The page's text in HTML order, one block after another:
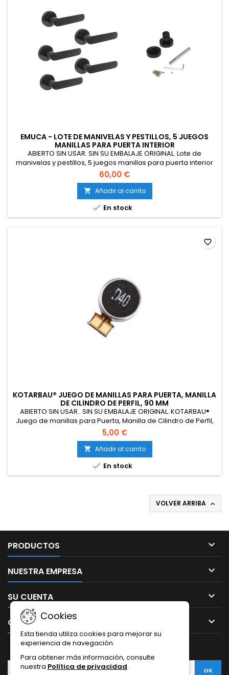
EMUCA - LOTE DE MANIVELAS Y PESTILLOS, 5 JUEGOS
MANILLAS PARA PUERTA INTERIOR
ABIERTO SIN USAR. SIN SU EMBALAJE ORIGINAL. Lote de
manivelas y pestillos, 5 juegos manillas para puerta interior
con roseta Ø50mm + 5 condenas Ø35mm, Negro.
60,00 €
 Añadir al carrito
 En stock
KOTARBAU® JUEGO DE MANILLAS PARA PUERTA, MANILLA
DE CILINDRO DE PERFIL, 90 MM
ABIERTO SIN USAR.. SIN SU EMBALAJE ORIGINAL. KOTARBAU®
Juego de manillas para Puerta, Manilla de Cilindro de Perfil,
90 mm, Manillas de Aluminio - Dorado, 2 Manetas, Manijas de
Placa Larga, Diseño clásico, Kit de Montaje Incluido,
Picaportes.
5,00 €
 Añadir al carrito
 En stock
favorite_border
VOLVER ARRIBA 
PRODUCTOS 
NUESTRA EMPRESA 
SU CUENTA 
CONTACTO 
Cookies
Esta tienda utiliza cookies para mejorar su
experiencia de navegación.
Para obtener más información, consulte
nuestra Política de privacidad.
BOLETÍN